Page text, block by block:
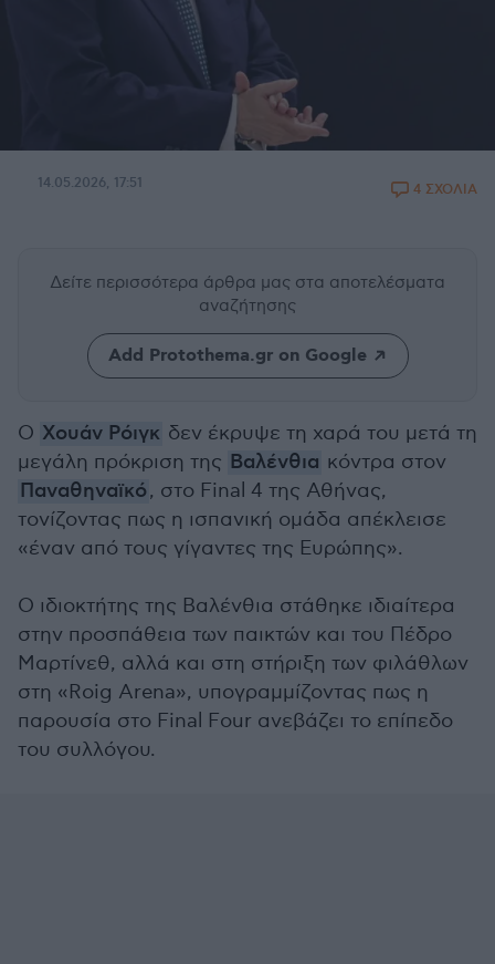
14.05.2026, 17:51 4 ΣΧΟΛΙΑ
Δείτε περισσότερα άρθρα μας στα αποτελέσματα
αναζήτησης
Add Protothema.gr on Google
Ο Χουάν Ρόιγκ δεν έκρυψε τη χαρά του μετά τη
μεγάλη πρόκριση της Βαλένθια κόντρα στον
Παναθηναϊκό, στο Final 4 της Αθήνας,
τονίζοντας πως η ισπανική ομάδα απέκλεισε
«έναν από τους γίγαντες της Ευρώπης».
Ο ιδιοκτήτης της Βαλένθια στάθηκε ιδιαίτερα
στην προσπάθεια των παικτών και του Πέδρο
Μαρτίνεθ, αλλά και στη στήριξη των φιλάθλων
στη «Roig Arena», υπογραμμίζοντας πως η
παρουσία στο Final Four ανεβάζει το επίπεδο
του συλλόγου.